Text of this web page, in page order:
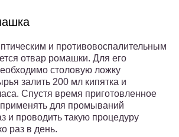
и противовоспалительным
отвар ромашки. Для его
столовую ложку
залить 200 мл кипятка и
Спустя время приготовленное
для промываний
и проводить такую процедуру
раз в день.